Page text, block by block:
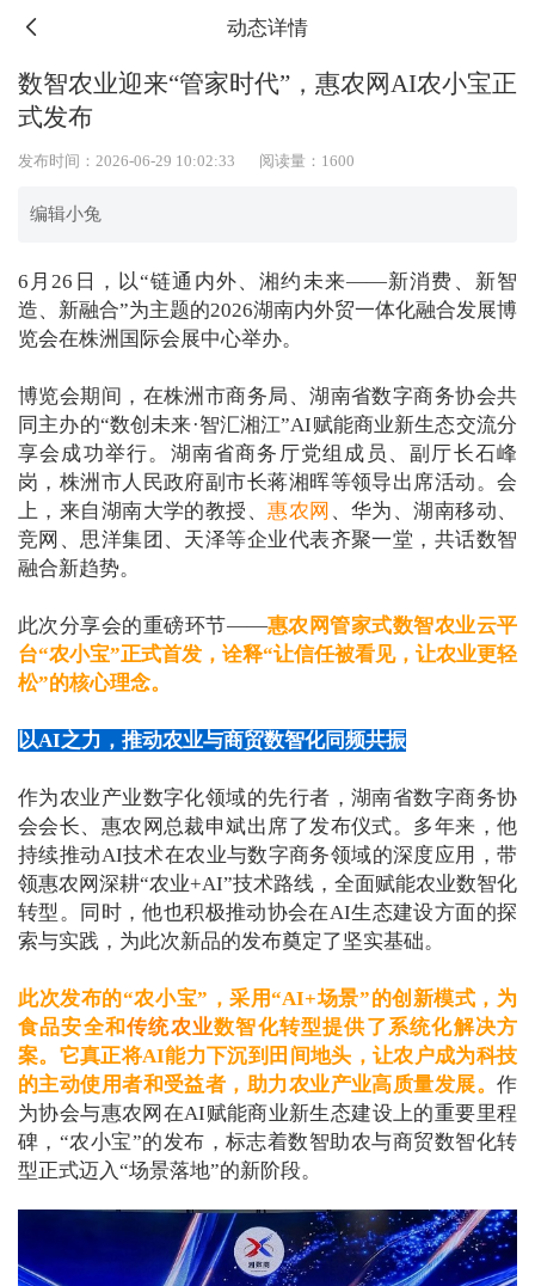
动态详情
数智农业迎来“管家时代”，惠农网AI农小宝正
式发布
发布时间：2026-06-29 10:02:33 阅读量：1600
编辑小兔
6月26日，以“链通内外、湘约未来——新消费、新智
造、新融合”为主题的2026湖南内外贸一体化融合发展博
览会在株洲国际会展中心举办。
博览会期间，在株洲市商务局、湖南省数字商务协会共
同主办的“数创未来·智汇湘江”AI赋能商业新生态交流分
享会成功举行。湖南省商务厅党组成员、副厅长石峰
岗，株洲市人民政府副市长蒋湘晖等领导出席活动。会
上，来自湖南大学的教授、惠农网 、华为、湖南移动、
竞网、思洋集团、天泽等企业代表齐聚一堂，共话数智
融合新趋势。
此次分享会的重磅环节——惠农网管家式数智农业云平
台“农小宝”正式首发，诠释“让信任被看见，让农业更轻
松”的核心理念。
以AI之力，推动农业与商贸数智化同频共振
作为农业产业数字化领域的先行者，湖南省数字商务协
会会长、惠农网总裁申斌出席了发布仪式。多年来，他
持续推动AI技术在农业与数字商务领域的深度应用，带
领惠农网深耕“农业+AI”技术路线，全面赋能农业数智化
转型。同时，他也积极推动协会在AI生态建设方面的探
索与实践，为此次新品的发布奠定了坚实基础。
此次发布的“农小宝”，采用“AI+场景”的创新模式，为
食品安全和传统农业数智化转型提供了系统化解决方
案。它真正将AI能力下沉到田间地头，让农户成为科技
的主动使用者和受益者，助力农业产业高质量发展。 作
为协会与惠农网在AI赋能商业新生态建设上的重要里程
碑，“农小宝”的发布，标志着数智助农与商贸数智化转
型正式迈入“场景落地”的新阶段。